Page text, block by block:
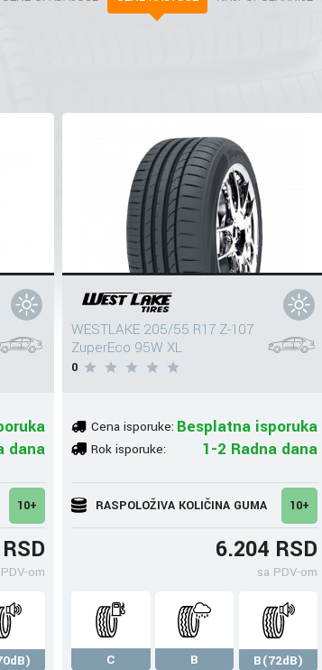
dana
10+
om
WESTLAKE 205/55 R17 Z-107
ZuperEco 95W XL
0
Cena isporuke: Besplatna isporuka
Rok isporuke: 1-2 Radna dana
RASPOLOŽIVA KOLIČINA GUMA 10+
6.204 RSD
sa PDV-om
C B
B(72dB)